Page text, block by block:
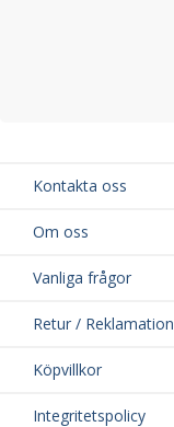
Kontakta oss
Om oss
Vanliga frågor
Retur / Reklamation
Köpvillkor
Integritetspolicy